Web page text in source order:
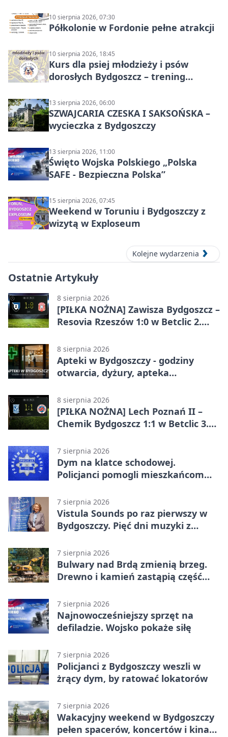
10 sierpnia 2026, 07:30
Półkolonie w Fordonie pełne atrakcji
10 sierpnia 2026, 18:45
Kurs dla psiej młodzieży i psów
dorosłych Bydgoszcz – trening
13 sierpnia 2026, 06:00
SZWAJCARIA CZESKA I SAKSOŃSKA –
wycieczka z Bydgoszczy
13 sierpnia 2026, 11:00
Święto Wojska Polskiego „Polska
SAFE - Bezpieczna Polska”
15 sierpnia 2026, 07:45
Weekend w Toruniu i Bydgoszczy z
wizytą w Exploseum
Kolejne wydarzenia
Ostatnie Artykuły
8 sierpnia 2026
[PIŁKA NOŻNA] Zawisza Bydgoszcz –
Resovia Rzeszów 1:0 w Betclic 2.
8 sierpnia 2026
Apteki w Bydgoszczy - godziny
otwarcia, dyżury, apteka
8 sierpnia 2026
[PIŁKA NOŻNA] Lech Poznań II –
Chemik Bydgoszcz 1:1 w Betclic 3.
Bydgoszczanie wywieźli punkt z
Wronek
7 sierpnia 2026
Dym na klatce schodowej.
Policjanci pomogli mieszkańcom
7 sierpnia 2026
Vistula Sounds po raz pierwszy w
Bydgoszczy. Pięć dni muzyki z
7 sierpnia 2026
Bulwary nad Brdą zmienią brzeg.
Drewno i kamień zastąpią część
7 sierpnia 2026
Najnowocześniejszy sprzęt na
defiladzie. Wojsko pokaże siłę
7 sierpnia 2026
Policjanci z Bydgoszczy weszli w
żrący dym, by ratować lokatorów
7 sierpnia 2026
Wakacyjny weekend w Bydgoszczy
pełen spacerów, koncertów i kina